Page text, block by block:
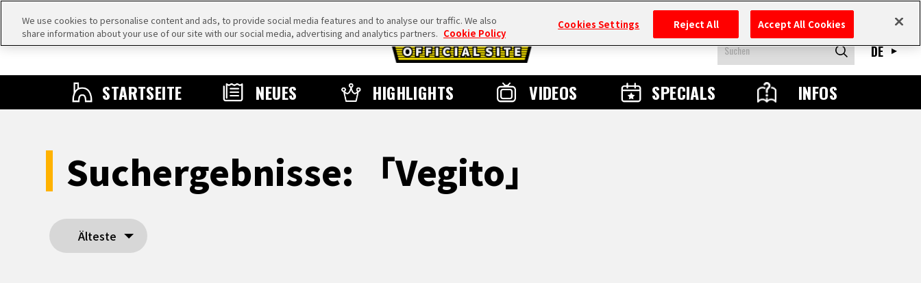
STARTSEITE NEUES HIGHLIGHTS VIDEOS SPECIALS INFOS
DE
Suchergebnisse: 「Vegito」
Älteste
We use cookies to personalise content and ads, to provide social media features and to analyse our traffic. We also
share information about your use of our site with our social media, advertising and analytics partners. Cookie Policy
Cookies Settings Reject All Accept All Cookies